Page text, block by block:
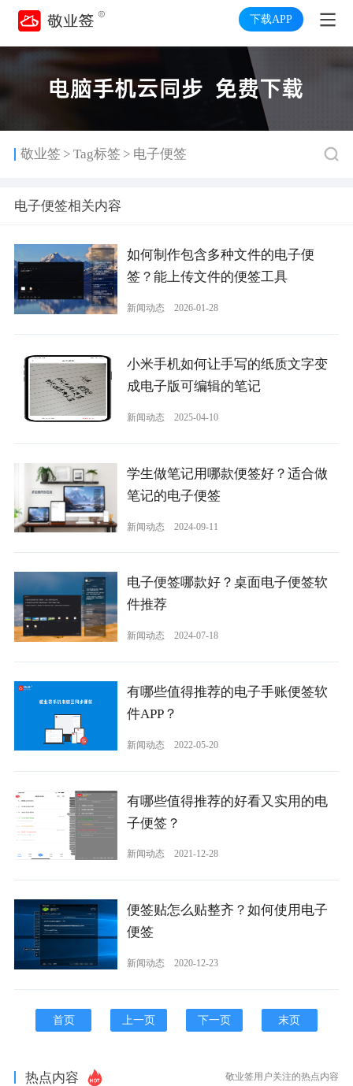
下载APP
敬业签 > Tag标签 > 电子便签
电子便签相关内容
如何制作包含多种文件的电子便
签？能上传文件的便签工具
新闻动态 2026-01-28
小米手机如何让手写的纸质文字变
成电子版可编辑的笔记
新闻动态 2025-04-10
学生做笔记用哪款便签好？适合做
笔记的电子便签
新闻动态 2024-09-11
电子便签哪款好？桌面电子便签软
件推荐
新闻动态 2024-07-18
有哪些值得推荐的电子手账便签软
件APP？
新闻动态 2022-05-20
有哪些值得推荐的好看又实用的电
子便签？
新闻动态 2021-12-28
便签贴怎么贴整齐？如何使用电子
便签
新闻动态 2020-12-23
首页 上一页 下一页 末页
热点内容 敬业签用户关注的热点内容